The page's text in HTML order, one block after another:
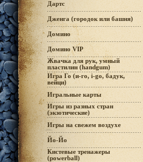
Дартс
Дженга (городок или башня)
Домино
Домино VIP
Жвачка для рук, умный
пластилин (handgum)
Игра Го (и-го, i-go, бадук,
вейци)
Игральные карты
Игры из разных стран
(экзотические)
Игры на свежем воздухе
Йо-Йо
Кистевые тренажеры
(powerball)